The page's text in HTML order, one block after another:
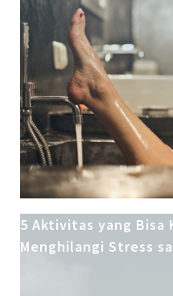
5 Aktivitas yang Bisa
Menghilangi Stress